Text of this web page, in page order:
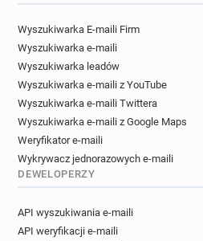
Wyszukiwarka E-maili Firm
Wyszukiwarka e-maili
Wyszukiwarka leadów
Wyszukiwarka e-maili z YouTube
Wyszukiwarka e-maili Twittera
Wyszukiwarka e-maili z Google Maps
Weryfikator e-maili
Wykrywacz jednorazowych e-maili
DEWELOPERZY
API wyszukiwania e-maili
API weryfikacji e-maili